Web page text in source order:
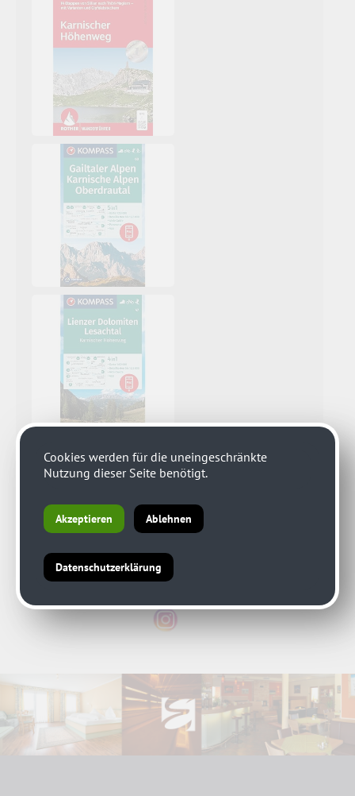
Cookies werden für die uneingeschränkte
Nutzung dieser Seite benötigt.
Akzeptieren Ablehnen
Datenschutzerklärung